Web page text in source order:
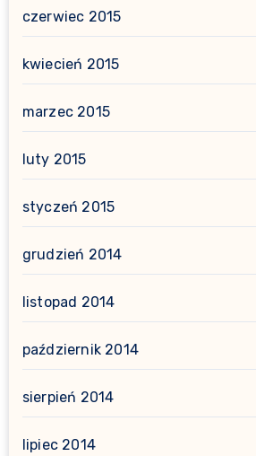
czerwiec 2015
kwiecień 2015
marzec 2015
luty 2015
styczeń 2015
grudzień 2014
listopad 2014
październik 2014
sierpień 2014
lipiec 2014